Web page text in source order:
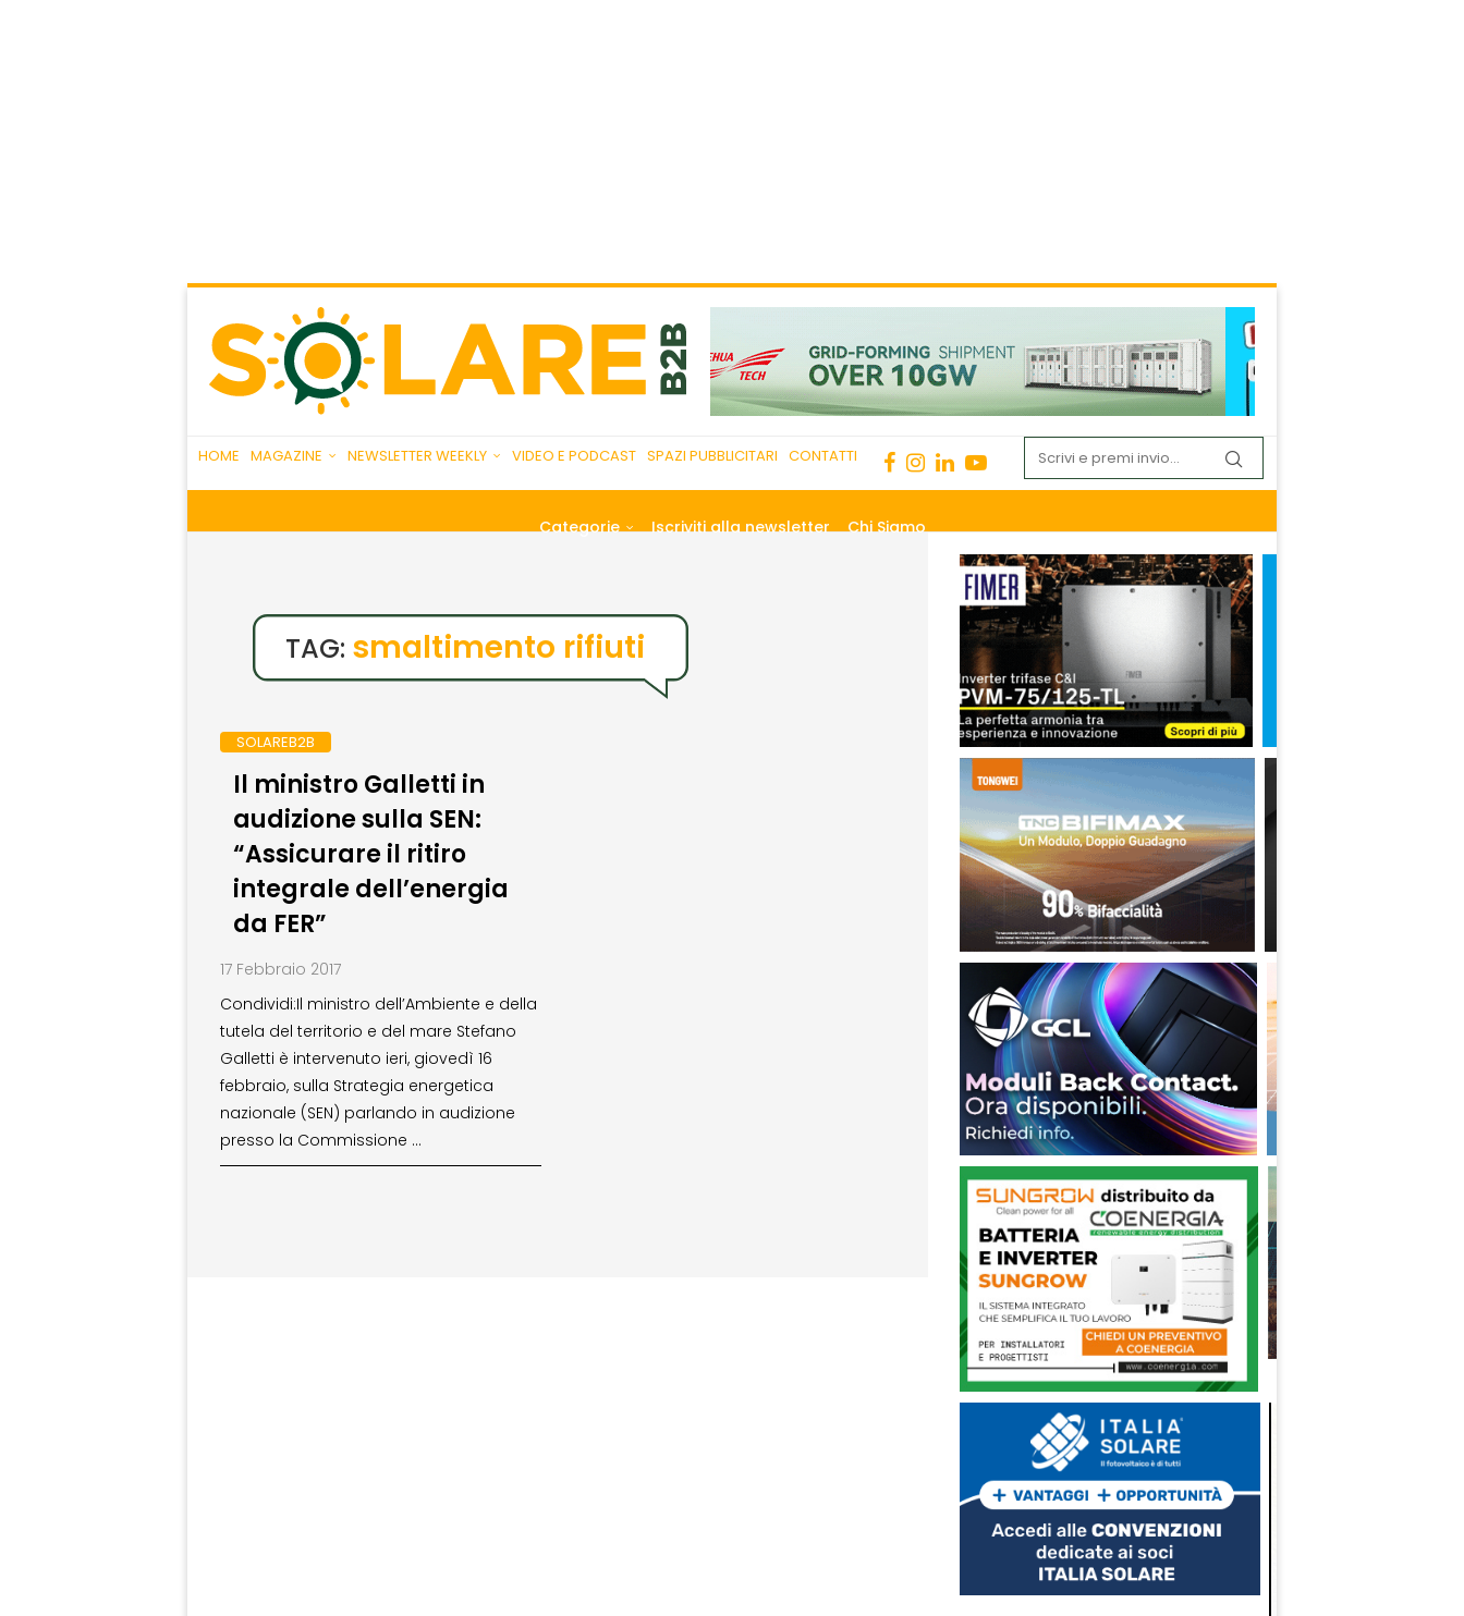
HOME MAGAZINE NEWSLETTER WEEKLY VIDEO E PODCAST SPAZI PUBBLICITARI CONTATTI
Categorie Iscriviti alla newsletter Chi Siamo
TAG: smaltimento rifiuti
SOLAREB2B
Il ministro Galletti in
audizione sulla SEN:
“Assicurare il ritiro
integrale dell’energia
da FER”
17 Febbraio 2017
Condividi:Il ministro dell’Ambiente e della
tutela del territorio e del mare Stefano
Galletti è intervenuto ieri, giovedì 16
febbraio, sulla Strategia energetica
nazionale (SEN) parlando in audizione
presso la Commissione …